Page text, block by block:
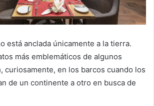
está anclada únicamente a la tierra.
más emblemáticos de algunos
curiosamente, en los barcos cuando los
de un continente a otro en busca de